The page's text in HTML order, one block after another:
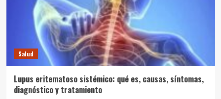
Salud
Lupus eritematoso sistémico: qué es, causas, síntomas,
diagnóstico y tratamiento